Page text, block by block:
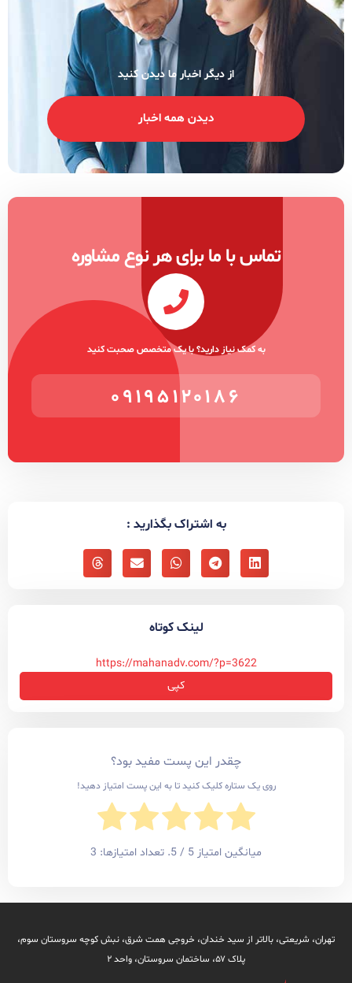
از دیگر اخبار ما دیدن کنید
با ما برای هر نوع مشاوره
به کمک نیاز دارید؟ با یک متخصص صحبت کنید
۰۹۱۹۵۱۲۰۱۸۶
به اشتراک بگذارید :
https://mahanadv.com/?p=3622
چقدر این پست مفید بود؟
یک ستاره کلیک کنید تا به این پست امتیاز دهید!
/ 5. تعداد امتیازها: 3
بالاتر از سید خندان، خروجی همت شرق، نبش کوچه سروستان سوم،